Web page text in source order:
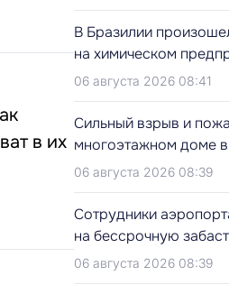
в их
В Бразилии
на химическом
06 августа 2026 08:41
Сильный взрыв и
многоэтажном доме
06 августа 2026 08:39
Сотрудники
на бессрочную
06 августа 2026 08:39